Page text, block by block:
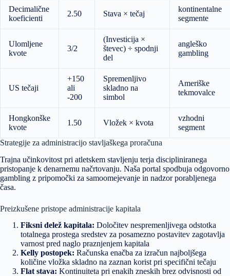
Decimalične
koeficienti
2.50 Stava × tečaj
kontinentalne
segmente
Ulomljene
kvote
3/2
(Investicija ×
števec) ÷ spodnji
del
angleško
gambling
US tečaji
+150
ali
-200
Spremenljivo
skladno na
simbol
Ameriške
tekmovalce
Hongkonške
kvote
1.50 Vložek × kvota
vzhodni
segment
Strategije za administracijo stavljaškega proračuna
Trajna učinkovitost pri atletskem stavljenju terja discipliniranega
pristopanje k denarnemu načrtovanju. Naša portal spodbuja odgovorno
gambling z pripomočki za samoomejevanje in nadzor porabljenega
časa.
Preizkušene pristope administracije kapitala
Fiksni delež kapitala: Določitev nespremenljivega odstotka
totalnega prostega sredstev za posamezno postavitev zagotavlja
varnost pred naglo praznjenjem kapitala
Kelly postopek: Računska enačba za izračun najboljšega
količine vložka skladno na zaznan korist pri specifični tečaju
Flat stava: Kontinuiteta pri enakih zneskih brez odvisnosti od